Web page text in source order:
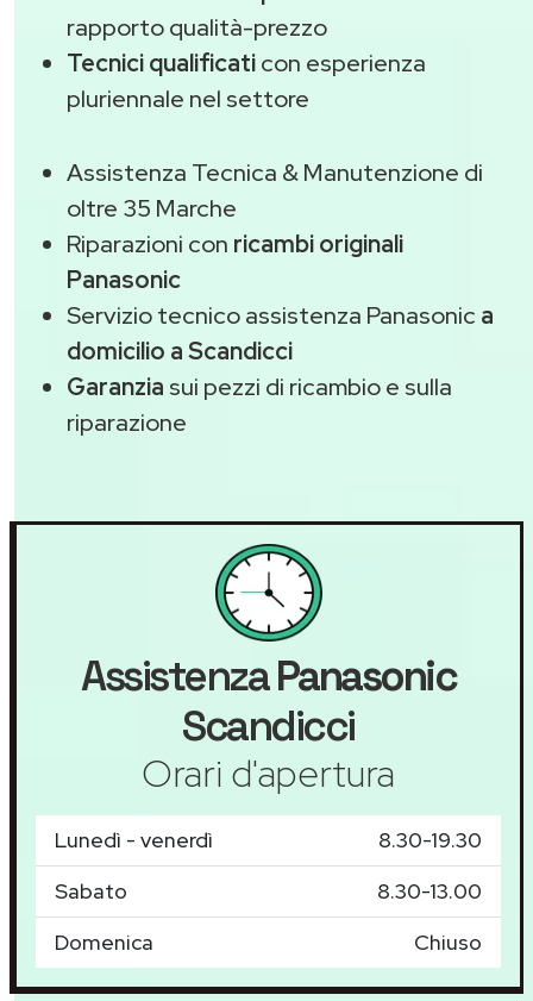
rapporto qualità-prezzo
Tecnici qualificaticon esperienza
pluriennale nel settore
Assistenza Tecnica & Manutenzione di
oltre 35 Marche
Riparazioni con ricambi originali
Panasonic
Servizio tecnico assistenza Panasonic a
domicilio a Scandicci
Garanzia sui pezzi di ricambio e sulla
riparazione
AssistenzaPanasonic
Scandicci
Orari d'apertura
Lunedì - venerdì
8.30-19.30
Sabato
8.30-13.00
Domenica
Chiuso